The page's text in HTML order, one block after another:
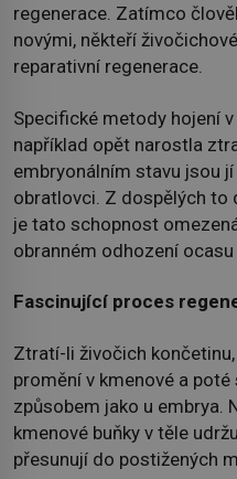
regenerace. Zatímco
novými, někteří
reparativní regenerace.
Specifické metody hojení
například opět narostla
embryonálním stavu jsou
obratlovci. Z dospělých to
je tato schopnost
obranném odhození ocasu
Fascinující proces
Ztratí-li živočich
promění v kmenové a
způsobem jako u embrya.
kmenové buňky v těle
přesunují do postižených